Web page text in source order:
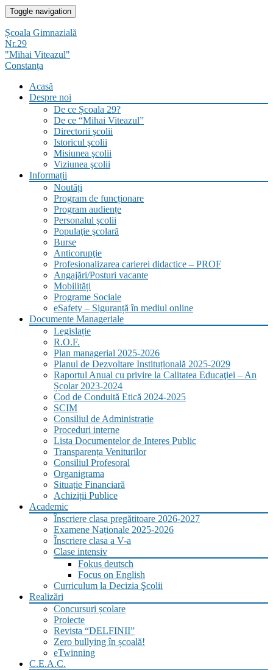
Skip
to
content
Toggle navigation
Școala Gimnazială
Nr.29
"Mihai Viteazul"
Constanța
Acasă
Despre noi
De ce Școala 29?
De ce “Mihai Viteazul”
Directorii şcolii
Istoricul şcolii
Misiunea şcolii
Viziunea şcolii
Informații
Noutăți
Program de funcționare
Program audiențe
Personalul şcolii
Populaţie şcolară
Burse
Anticorupţie
Profesionalizarea carierei didactice – PROF
Angajări/Posturi vacante
Mobilități
Programe Sociale
eSafety – Siguranță în mediul online
Documente Manageriale
Legislație
R.O.F.
Plan managerial 2025-2026
Planul de Dezvoltare Instituțională 2025-2029
Raportul Anual cu privire la Calitatea Educaţiei – An
Școlar 2023-2024
Cod de Conduită Etică 2024-2025
SCIM
Consiliul de Administrație
Proceduri interne
Lista Documentelor de Interes Public
Transparența Veniturilor
Consiliul Profesoral
Organigrama
Situație Financiară
Achiziții Publice
Academic
Înscriere clasa pregătitoare 2026-2027
Examene Naționale 2025-2026
Înscriere clasa a V-a
Clase intensiv
Fokus deutsch
Focus on English
Curriculum la Decizia Şcolii
Realizări
Concursuri școlare
Proiecte
Revista “DELFINII”
Zero bullying în școală!
eTwinning
C.E.A.C.